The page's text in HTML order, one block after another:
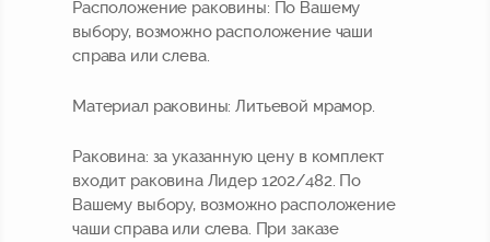
Расположение раковины: По Вашему
выбору, возможно расположение чаши
справа или слева.
Материал раковины: Литьевой мрамор.
Раковина: за указанную цену в комплект
входит раковина Лидер 1202/482. По
Вашему выбору, возможно расположение
чаши справа или слева. При заказе